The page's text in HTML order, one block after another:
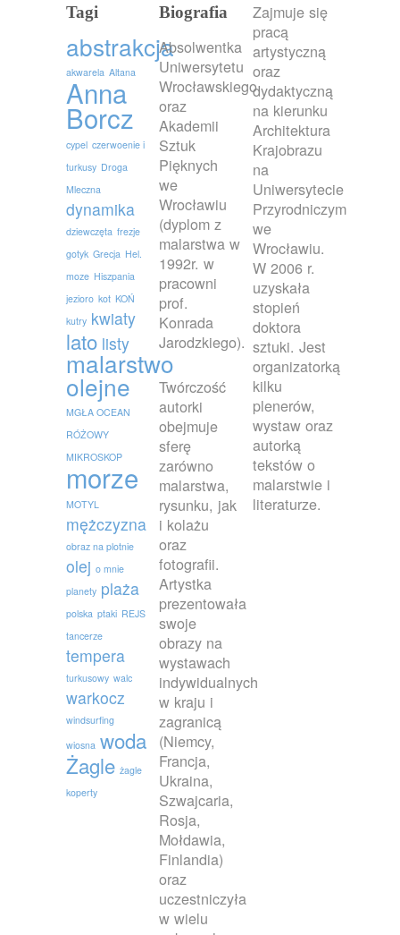
Tagi
abstrakcja
akwarela Altana
Anna
Borcz
cypel czerwoenie i
turkusy Droga
Mleczna
dynamika
dziewczęta frezje
gotyk Grecja Hel.
moze Hiszpania
jezioro kot KOŃ
kutry kwiaty
lato listy
malarstwo
olejne
MGŁA OCEAN
RÓŻOWY
MIKROSKOP
morze
MOTYL
mężczyzna
obraz na plotnie
olej o mnie
planety plaża
polska ptaki REJS
tancerze
tempera
turkusowy walc
warkocz
windsurfing
wiosna woda
Żagle żagle
koperty
Biografia
Absolwentka
Uniwersytetu
Wrocławskiego
oraz
Akademii
Sztuk
Pięknych
we
Wrocławiu
(dyplom z
malarstwa w
1992r. w
pracowni
prof.
Konrada
Jarodzkiego).
Twórczość
autorki
obejmuje
sferę
zarówno
malarstwa,
rysunku, jak
i kolażu
oraz
fotografii.
Artystka
prezentowała
swoje
obrazy na
wystawach
indywidualnych
w kraju i
zagranicą
(Niemcy,
Francja,
Ukraina,
Szwajcaria,
Rosja,
Mołdawia,
Finlandia)
oraz
uczestniczyła
w wielu
Zajmuje się
pracą
artystyczną
oraz
dydaktyczną
na kierunku
Architektura
Krajobrazu
na
Uniwersytecie
Przyrodniczym
we
Wrocławiu.
W 2006 r.
uzyskała
stopień
doktora
sztuki. Jest
organizatorką
kilku
plenerów,
wystaw oraz
autorką
tekstów o
malarstwie i
literaturze.